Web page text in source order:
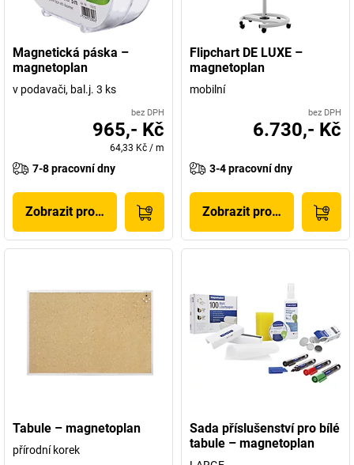
Magnetická páska –
magnetoplan
v podavači, bal.j. 3 ks
bez DPH
965,- Kč
64,33 Kč / m
7-8 pracovní dny
Zobrazit produkt
Flipchart DE LUXE –
magnetoplan
mobilní
bez DPH
6.730,- Kč
3-4 pracovní dny
Zobrazit produkt
Tabule – magnetoplan
přírodní korek
Sada příslušenství pro bílé
tabule – magnetoplan